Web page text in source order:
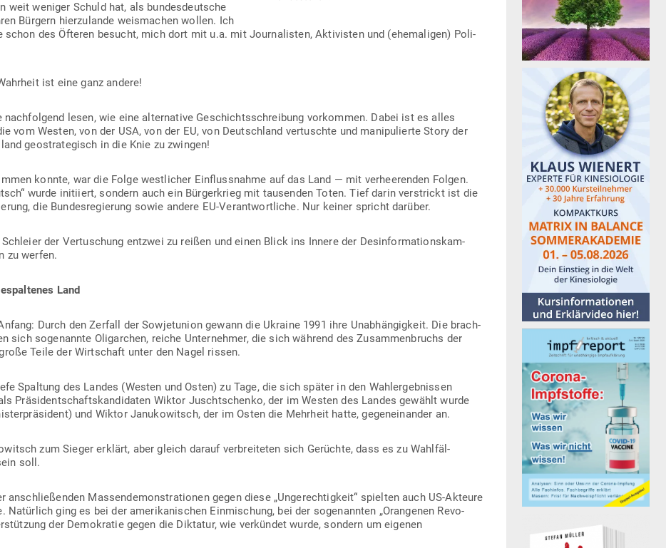
weit weniger Schuld hat, als bun­des­deutsche
Bürgern hier­zu­lande weis­machen wollen. Ich
schon des Öfteren besucht, mich dort mit u.a. mit Jour­na­listen, Akti­visten und (ehe­ma­ligen) Poli­
ist eine ganz andere!
nach­folgend lesen, wie eine alter­native Geschichts­schreibung vor­kommen. Dabei ist es alles
vom Westen, von der USA, von der EU, von Deutschland ver­tuschte und mani­pu­lierte Story der
geo­stra­te­gisch in die Knie zu zwingen!
konnte, war die Folge west­licher Ein­fluss­nahme auf das Land — mit ver­hee­renden Folgen.
wurde initiiert, sondern auch ein Bür­ger­krieg mit tau­senden Toten. Tief darin ver­strickt ist die
die Bun­des­re­gierung sowie andere EU-Ver­ant­wort­liche. Nur keiner spricht darüber.
der Ver­tu­schung entzwei zu reißen und einen Blick ins Innere der Des­in­for­ma­ti­ons­kam­
zu werfen.
Land
Durch den Zerfall der Sowjet­union gewann die Ukraine 1991 ihre Unab­hän­gigkeit. Die brach­
sich soge­nannte Olig­archen, reiche Unter­nehmer, die sich während des Zusam­men­bruchs der
Teile der Wirt­schaft unter den Nagel rissen.
Spaltung des Landes (Westen und Osten) zu Tage, die sich später in den Wahl­er­geb­nissen
Prä­si­dent­schafts­kan­di­daten Wiktor Juscht­schenko, der im Westen des Landes gewählt wurde
und Wiktor Janu­ko­witsch, der im Osten die Mehrheit hatte, gegen­ein­ander an.
zum Sieger erklärt, aber gleich darauf ver­brei­teten sich Gerüchte, dass es zu Wahl­fäl­
soll.
anschlie­ßenden Mas­sen­de­mons­tra­tionen gegen diese „Unge­rech­tigkeit“ spielten auch US-Akteure
Natürlich ging es bei der ame­ri­ka­ni­schen Ein­mi­schung, bei der soge­nannten „Oran­genen Revo­
der Demo­kratie gegen die Dik­tatur, wie ver­kündet wurde, sondern um eigenen